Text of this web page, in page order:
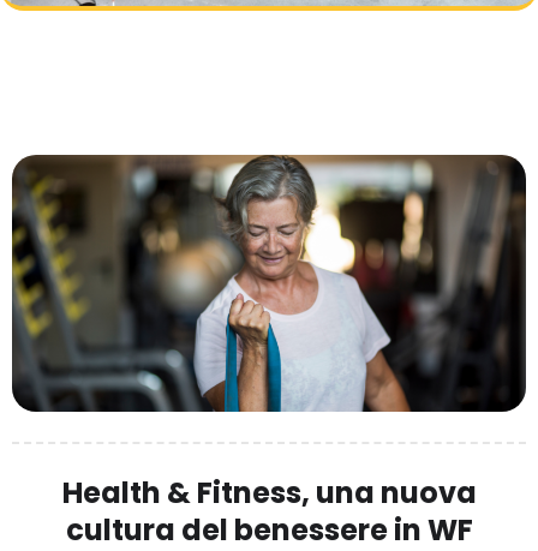
Health & Fitness, una nuova
cultura del benessere in WF